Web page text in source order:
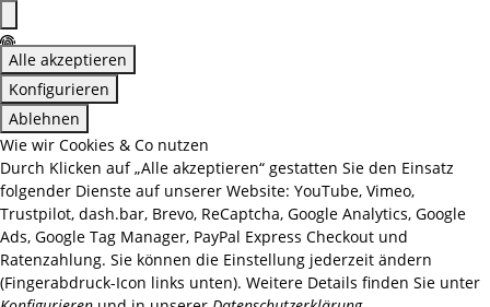
Alle akzeptieren
Konfigurieren
Ablehnen
Wie wir Cookies & Co nutzen
Durch Klicken auf „Alle akzeptieren“ gestatten Sie den Einsatz
folgender Dienste auf unserer Website: YouTube, Vimeo,
Trustpilot, dash.bar, Brevo, ReCaptcha, Google Analytics, Google
Ads, Google Tag Manager, PayPal Express Checkout und
Ratenzahlung. Sie können die Einstellung jederzeit ändern
(Fingerabdruck-Icon links unten). Weitere Details finden Sie unter